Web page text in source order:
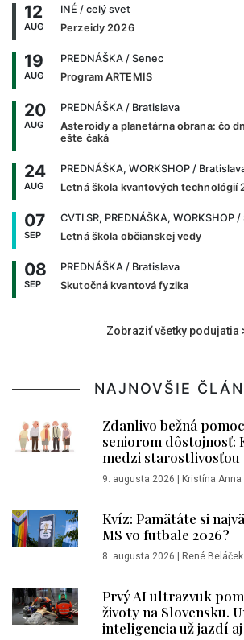
12
AUG
INÉ / celý svet
Perzeidy 2026
19
AUG
PREDNÁŠKA / Senec
Program ARTEMIS
20
AUG
PREDNÁŠKA / Bratislava
Asteroidy a planetárna obrana: čo
ešte čaká
24
AUG
PREDNÁŠKA, WORKSHOP /
Letná škola kvantových technológií
07
SEP
CVTI SR, PREDNÁŠKA, WORKSHOP /
Letná škola občianskej vedy
08
SEP
PREDNÁŠKA / Bratislava
Skutočná kvantová fyzika
Zobraziť všetky podujatia
NAJNOVŠIE
Zdanlivo bežná
seniorom dôstojnosť:
medzi starostlivosťou
9. augusta 2026 | Kristína
Kvíz: Pamätáte si
MS vo futbale 2026?
8. augusta 2026 | René Beláček
Prvý AI ultrazvuk
životy na Slovensku.
inteligencia už jazdí